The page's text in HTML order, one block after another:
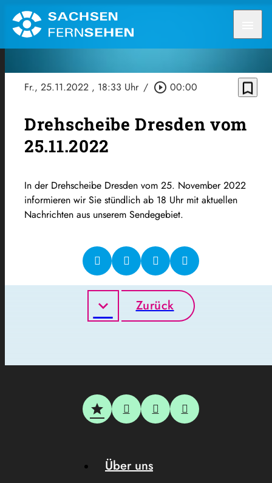
Fr., 25.11.2022 , 18:33 Uhr / play_circle_outline 00:00 bookmark_border
Drehscheibe Dresden vom
25.11.2022
In der Drehscheibe Dresden vom 25. November 2022
informieren wir Sie stündlich ab 18 Uhr mit aktuellen
Nachrichten aus unserem Sendegebiet.
Zurück
Über uns